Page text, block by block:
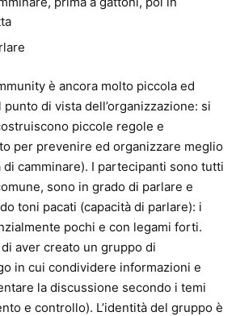
è ancora molto piccola ed
di vista dell’organizzazione: si
piccole regole e
per prevenire ed organizzare meglio
camminare). I partecipanti sono tutti
sono in grado di parlare e
toni pacati (capacità di parlare): i
pochi e con legami forti.
aver creato un gruppo di
in cui condividere informazioni e
la discussione secondo i temi
e controllo). L’identità del gruppo è